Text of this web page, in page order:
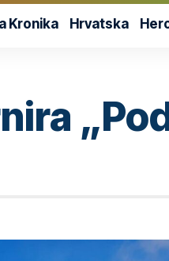
Kronika Hrvatska